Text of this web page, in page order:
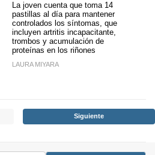
La joven cuenta que toma 14
pastillas al día para mantener
controlados los síntomas, que
incluyen artritis incapacitante,
trombos y acumulación de
proteínas en los riñones
LAURA MIYARA
Siguiente